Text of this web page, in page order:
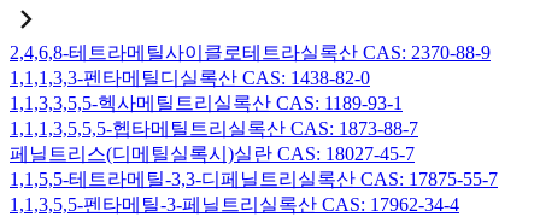
2,4,6,8-테트라메틸사이클로테트라실록산 CAS: 2370-88-9
1,1,1,3,3-펜타메틸디실록산 CAS: 1438-82-0
1,1,3,3,5,5-헥사메틸트리실록산 CAS: 1189-93-1
1,1,1,3,5,5,5-헵타메틸트리실록산 CAS: 1873-88-7
페닐트리스(디메틸실록시)실란 CAS: 18027-45-7
1,1,5,5-테트라메틸-3,3-디페닐트리실록산 CAS: 17875-55-7
1,1,3,5,5-펜타메틸-3-페닐트리실록산 CAS: 17962-34-4